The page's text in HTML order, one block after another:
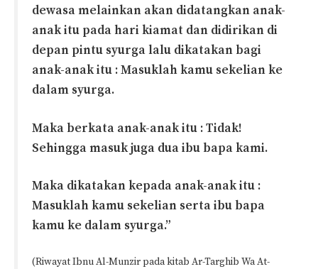
dewasa melainkan akan didatangkan anak-
anak itu pada hari kiamat dan didirikan di
depan pintu syurga lalu dikatakan bagi
anak-anak itu : Masuklah kamu sekelian ke
dalam syurga.
Maka berkata anak-anak itu : Tidak!
Sehingga masuk juga dua ibu bapa kami.
Maka dikatakan kepada anak-anak itu :
Masuklah kamu sekelian serta ibu bapa
kamu ke dalam syurga.”
(Riwayat Ibnu Al-Munzir pada kitab Ar-Targhib Wa At-